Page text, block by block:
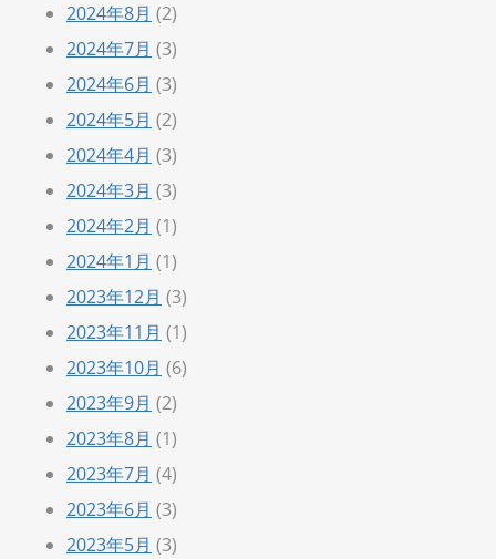
2024年8月 (2)
2024年7月 (3)
2024年6月 (3)
2024年5月 (2)
2024年4月 (3)
2024年3月 (3)
2024年2月 (1)
2024年1月 (1)
2023年12月 (3)
2023年11月 (1)
2023年10月 (6)
2023年9月 (2)
2023年8月 (1)
2023年7月 (4)
2023年6月 (3)
2023年5月 (3)